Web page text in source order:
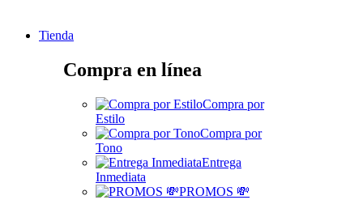
Tienda
Compra en línea
Compra por
Estilo
Compra por
Tono
Entrega
Inmediata
PROMOS 💸